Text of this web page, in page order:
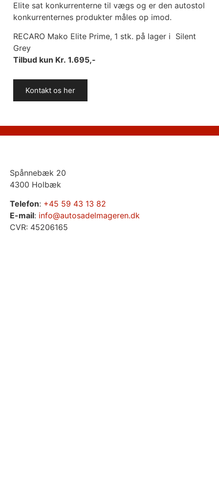
Elite sat konkurrenterne til vægs og er den autostol
konkurrenternes produkter måles op imod.
RECARO Mako Elite Prime, 1 stk. på lager i Silent
Grey
Tilbud kun Kr. 1.695,-
Kontakt os her
Spånnebæk 20
4300 Holbæk
Telefon: +45 59 43 13 82
E-mail: info@autosadelmageren.dk
CVR: 45206165